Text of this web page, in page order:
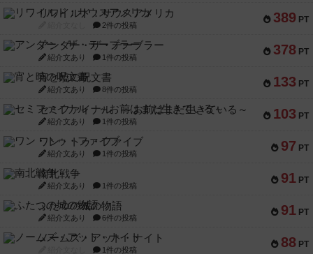
389 PT
リワイルド：サウスアメリカ
2件の投稿
378 PT
アンダー・ザ・テーブラー
紹介文あり 1件の投稿
133 PT
宵と暁の呪文書
紹介文あり 8件の投稿
103 PT
セミファイナル ～お前はまだ生きている～
紹介文あり 1件の投稿
97 PT
ワン・トゥ・ファイブ
紹介文あり 1件の投稿
91 PT
南北戦争
紹介文あり 1件の投稿
91 PT
ふたつの城の物語
紹介文あり 6件の投稿
88 PT
ノームズ・アット・ナイト
1件の投稿